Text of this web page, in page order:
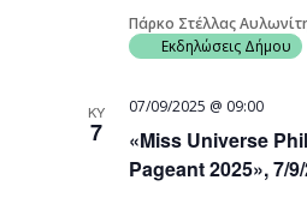
Πάρκο Στέλλας
Εκδηλώσεις Δήμου
ΚΥ
7
«Miss Universe
Pageant 2025», 7/
07/09/2025 @ 09:00